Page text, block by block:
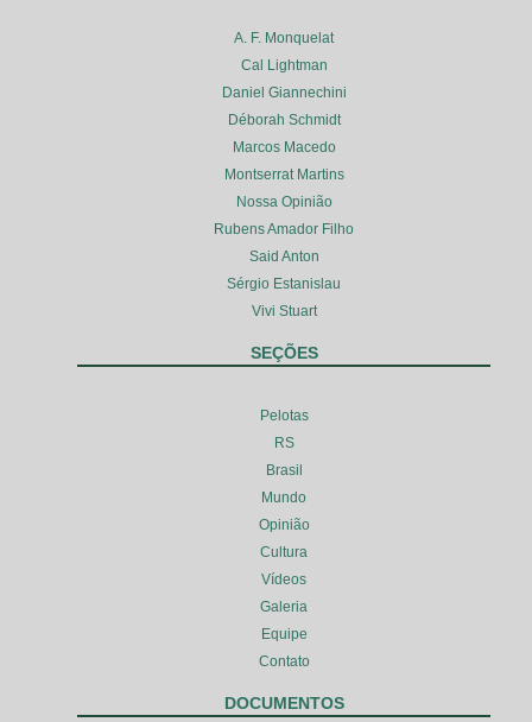
A. F. Monquelat
Cal Lightman
Daniel Giannechini
Déborah Schmidt
Marcos Macedo
Montserrat Martins
Nossa Opinião
Rubens Amador Filho
Said Anton
Sérgio Estanislau
Vivi Stuart
SEÇÕES
Pelotas
RS
Brasil
Mundo
Opinião
Cultura
Vídeos
Galeria
Equipe
Contato
DOCUMENTOS